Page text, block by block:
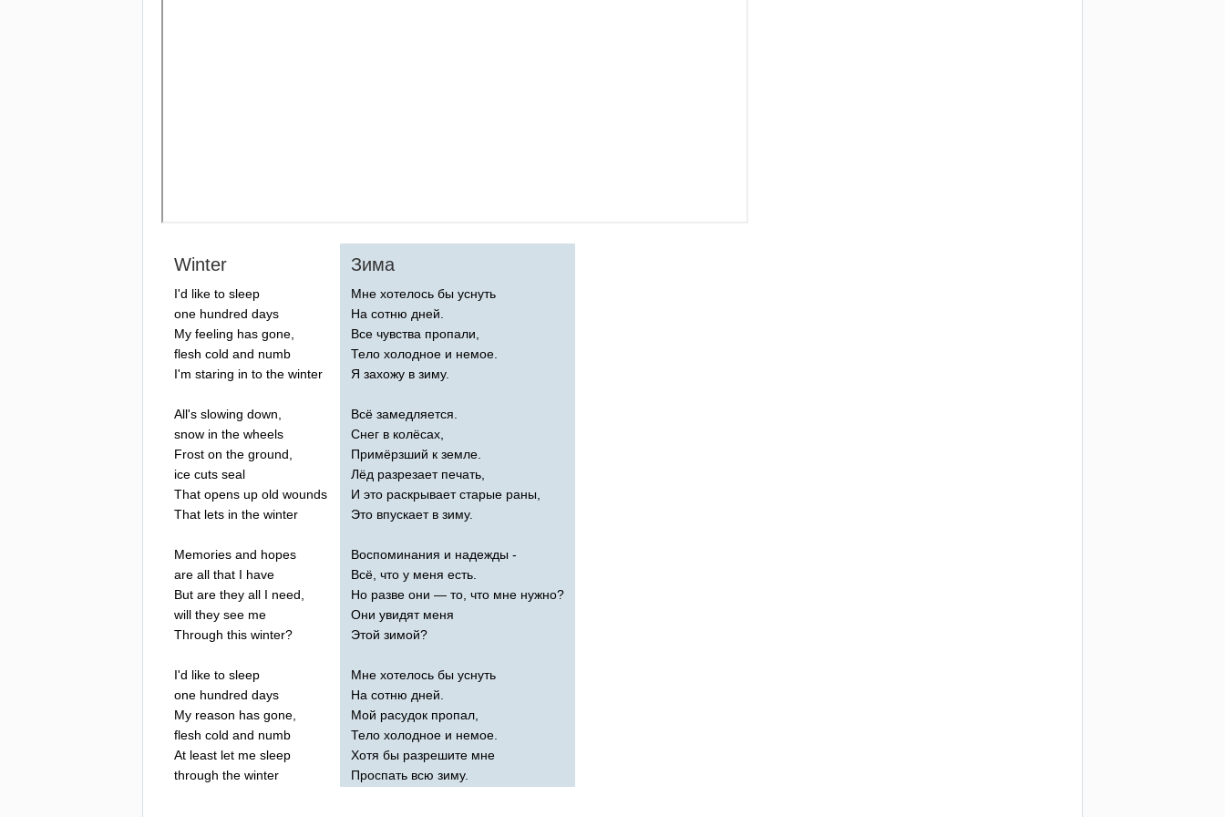
Winter
I'd like to sleep
one hundred days
My feeling has gone
flesh cold and numb
I'm staring in to the winter
All's slowing down
snow in the wheels
Frost on the ground
ice cuts seal
That opens up old wounds
That lets in the winter
Memories and hopes
are all that I have
But are they all I need
will they see me
Through this winter?
I'd like to sleep
one hundred days
My reason has gone
flesh cold and numb
At least let me sleep
through the winter
Зима
Мне хотелось бы уснуть
На сотню дней.
Все чувства пропали,
Тело холодное и немое.
Я захожу в зиму.
Всё замедляется.
Снег в колёсах,
Примёрзший к земле.
Лёд разрезает печать,
И это раскрывает старые раны,
Это впускает в зиму.
Воспоминания и надежды -
Всё, что у меня есть.
Но разве они — то, что мне нужно?
Они увидят меня
Этой зимой?
Мне хотелось бы уснуть
На сотню дней.
Мой расудок пропал,
Тело холодное и немое.
Хотя бы разрешите мне
Проспать всю зиму.